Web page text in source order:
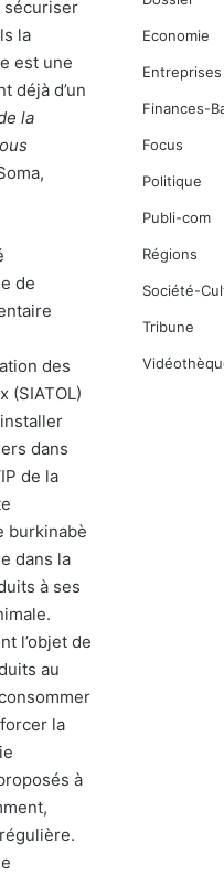
sécuriser
la
est une
déjà d’un
la
de
des
(SIATOL)
dans
de la
burkinabè
dans la
à ses
l’objet de
au
la
à
Economie
Entreprises
Finances-
Focus
Politique
Publi-com
Régions
Société-
Tribune